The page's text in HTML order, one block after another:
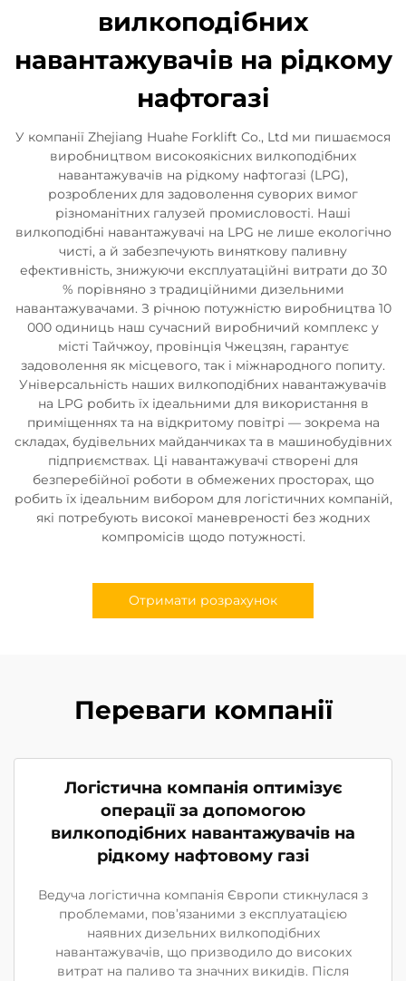
вилкоподібних
навантажувачів на рідкому
нафтогазі
У компанії Zhejiang Huahe Forklift Co., Ltd ми пишаємося
виробництвом високоякісних вилкоподібних
навантажувачів на рідкому нафтогазі (LPG),
розроблених для задоволення суворих вимог
різноманітних галузей промисловості. Наші
вилкоподібні навантажувачі на LPG не лише екологічно
чисті, а й забезпечують виняткову паливну
ефективність, знижуючи експлуатаційні витрати до 30
% порівняно з традиційними дизельними
навантажувачами. З річною потужністю виробництва 10
000 одиниць наш сучасний виробничий комплекс у
місті Тайчжоу, провінція Чжецзян, гарантує
задоволення як місцевого, так і міжнародного попиту.
Універсальність наших вилкоподібних навантажувачів
на LPG робить їх ідеальними для використання в
приміщеннях та на відкритому повітрі — зокрема на
складах, будівельних майданчиках та в машинобудівних
підприємствах. Ці навантажувачі створені для
безперебійної роботи в обмежених просторах, що
робить їх ідеальним вибором для логістичних компаній,
які потребують високої маневреності без жодних
компромісів щодо потужності.
Отримати розрахунок
Переваги компанії
Логістична компанія оптимізує
операції за допомогою
вилкоподібних навантажувачів на
рідкому нафтовому газі
Ведуча логістична компанія Європи стикнулася з
проблемами, пов’язаними з експлуатацією
наявних дизельних вилкоподібних
навантажувачів, що призводило до високих
витрат на паливо та значних викидів. Після